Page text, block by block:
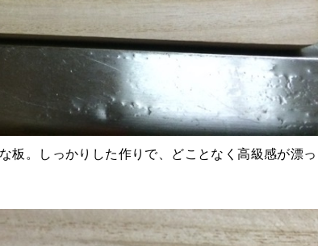
板。しっかりした作りで、どことなく高級感が漂っ